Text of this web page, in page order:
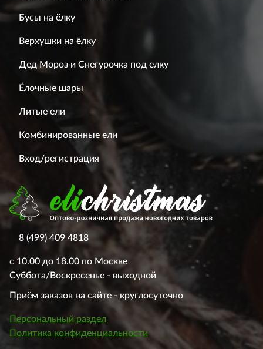
Бусы на ёлку
Верхушки на ёлку
Дед Мороз и Снегурочка под елку
Ёлочные шары
Литые ели
Комбинированные ели
Вход/регистрация
8 (499) 409 4818
с 10.00 до 18.00 по Москве
Суббота/Воскресенье - выходной
Приём заказов на сайте - круглосуточно
Персональный раздел
Политика конфиденциальности